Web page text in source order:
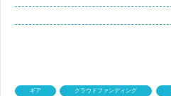
ギア クラウドファンディング